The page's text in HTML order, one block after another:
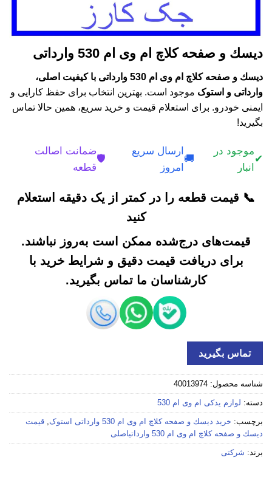
دیسك و صفحه کلاچ ام وی ام 530 وارداتی
دیسك و صفحه کلاچ ام وی ام 530 وارداتی با کیفیت اصلی،
وارداتی و استوک موجود است. بهترین انتخاب برای حفظ کارایی و
ایمنی خودرو. برای استعلام قیمت و خرید سریع، همین حالا تماس
بگیرید!
✔
موجود در
انبار
🚚
ارسال سریع
امروز
🛡️
ضمانت اصالت
قطعه
📞 قیمت قطعه را در کمتر از یک دقیقه استعلام
کنید
قیمت‌های درج‌شده ممکن است به‌روز نباشند.
برای دریافت قیمت دقیق و شرایط خرید با
کارشناسان ما تماس بگیرید.
تماس بگیرید
شناسه محصول: 40013974
دسته: لوازم یدکی ام وی ام 530
برچسب: خرید دیسك و صفحه کلاچ ام وی ام 530 وارداتی استوک , قیمت
دیسك و صفحه کلاچ ام وی ام 530 وارداتیاصلی
برند: شرکتی